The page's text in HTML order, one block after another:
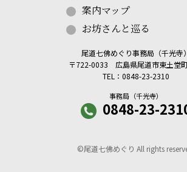
案内マップ
お坊さんと巡る
尾道七佛めぐり事務局（千光寺）
〒722-0033 広島県尾道市東土堂
TEL：0848-23-2310
事務局（千光寺）
0848-23-
©尾道七佛めぐり All rights